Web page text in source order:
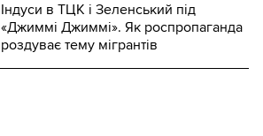
Індуси в ТЦК і Зеленський під
«Джиммі Джиммі». Як роспропаганда
роздуває тему мігрантів